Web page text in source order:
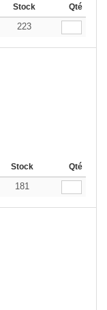
Stock Qté
223
Stock Qté
181